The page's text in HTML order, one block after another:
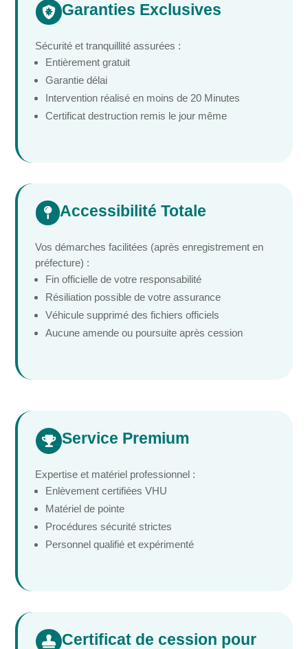
 Garanties Exclusives
Sécurité et tranquillité assurées :
Entièrement gratuit
Garantie délai
Intervention réalisé en moins de 20 Minutes
Certificat destruction remis le jour même
 Accessibilité Totale
Vos démarches facilitées (après enregistrement en
préfecture) :
Fin officielle de votre responsabilité
Résiliation possible de votre assurance
Véhicule supprimé des fichiers officiels
Aucune amende ou poursuite après cession
 Service Premium
Expertise et matériel professionnel :
Enlèvement certifiées VHU
Matériel de pointe
Procédures sécurité strictes
Personnel qualifié et expérimenté
 Certificat de cession pour